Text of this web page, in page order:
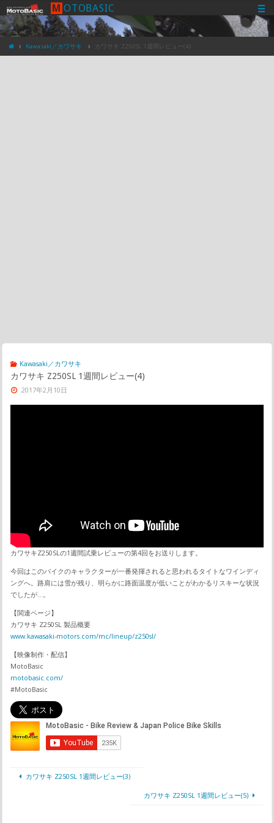
M OTOBASIC
Kawasaki／カワサキ カワサキ Z250SL 1週間レビュー(4)
Kawasaki／カワサキ
カワサキ Z250SL 1週間レビュー(4)
2017年2月10日
カワサキZ250SLの1週間試乗レビューの第4回をお送りします。
今回はこのバイクのキャラクターが一番発揮されると思われるタイトなワインディ
ングへ。路肩には雪が残り、明らかに路面温度が低いことがわかるリスキーな状況
でしたが…。
【関連ページ】
カワサキ Z250SL 製品概要
www.kawasaki-motors.com/mc/lineup/z250sl/
【映像制作・配信】
MotoBasic
motobasic.com/
#MotoBasic
カワサキ Z250SL 1週間レビュー(3)
カワサキ Z250SL 1週間レビュー(5)